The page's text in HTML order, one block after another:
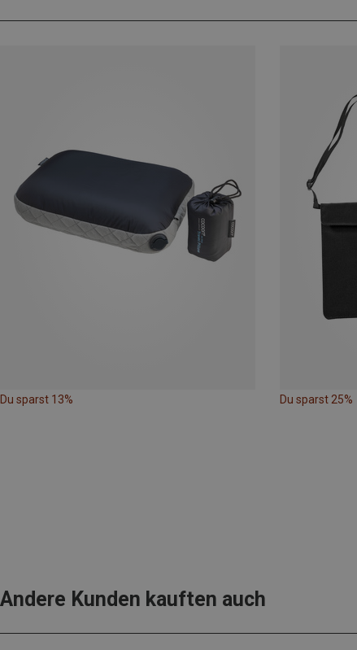
Du sparst 13% Du sparst 25%
Andere Kunden kauften auch